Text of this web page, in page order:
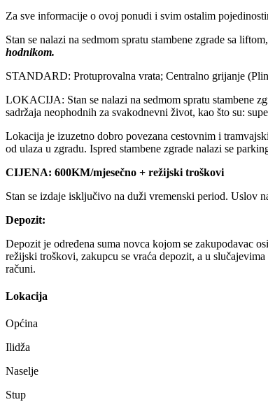
Za sve informacije o ovoj ponudi i svim ostalim
Stan se nalazi na sedmom spratu stambene zgrade sa
hodnikom.
STANDARD: Protuprovalna vrata; Centralno grijanje
LOKACIJA: Stan se nalazi na sedmom spratu stambene
sadržaja neophodnih za svakodnevni život, kao što su:
Lokacija je izuzetno dobro povezana cestovnim i
od ulaza u zgradu. Ispred stambene zgrade nalazi se
CIJENA: 600KM/mjesečno + režijski troškovi
Stan se izdaje isključivo na duži vremenski period. Uslov
Depozit:
Depozit je određena suma novca kojom se zakupodavac
režijski troškovi, zakupcu se vraća depozit, a u
računi.
Lokacija
Općina
Ilidža
Naselje
Stup